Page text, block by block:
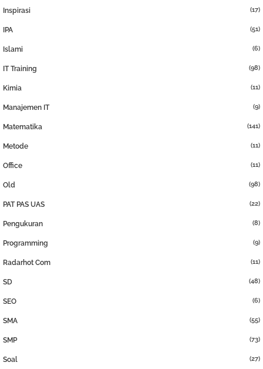
Inspirasi (17)
IPA (51)
Islami (6)
IT Training (98)
Kimia (11)
Manajemen IT (9)
Matematika (141)
Metode (11)
Office (11)
Old (98)
PAT PAS UAS (22)
Pengukuran (8)
Programming (9)
Radarhot Com (11)
SD (48)
SEO (6)
SMA (55)
SMP (73)
Soal (27)